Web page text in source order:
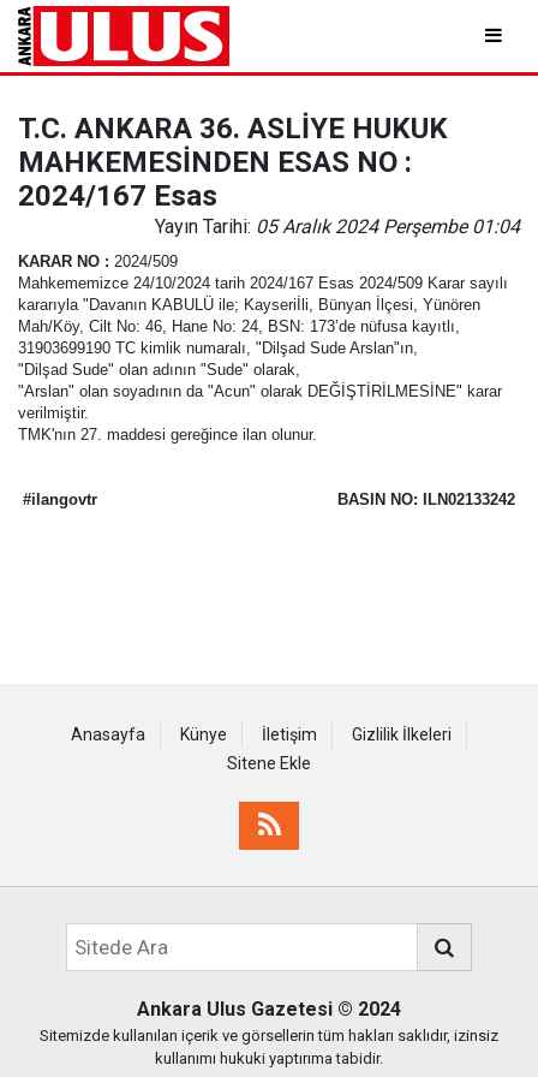
T.C. ANKARA 36. ASLİYE HUKUK
MAHKEMESİNDEN ESAS NO :
2024/167 Esas
Yayın Tarihi: 05 Aralık 2024 Perşembe 01:04
KARAR NO : 2024/509
Mahkememizce 24/10/2024 tarih 2024/167 Esas 2024/509 Karar sayılı
kararıyla "Davanın KABULÜ ile; Kayseriİli, Bünyan İlçesi, Yünören
Mah/Köy, Cilt No: 46, Hane No: 24, BSN: 173’de nüfusa kayıtlı,
31903699190 TC kimlik numaralı, "Dilşad Sude Arslan"ın,
"Dilşad Sude" olan adının "Sude" olarak,
"Arslan" olan soyadının da "Acun" olarak DEĞİŞTİRİLMESİNE" karar
verilmiştir.
TMK'nın 27. maddesi gereğince ilan olunur.
#ilangovtr BASIN NO: ILN02133242
Anasayfa Künye İletişim
Gizlilik İlkeleri
Sitene Ekle
Ankara Ulus Gazetesi © 2024
Sitemizde kullanılan içerik ve görsellerin tüm hakları saklıdır, izinsiz
kullanımı hukuki yaptırıma tabidir.